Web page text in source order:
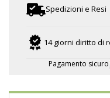
Spedizioni e Resi
14 giorni diritto di
Pagamento sicuro